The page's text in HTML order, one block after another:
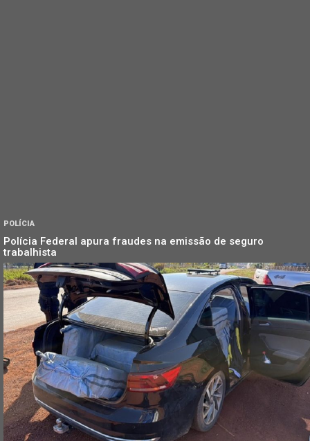
POLÍCIA
Polícia Federal apura fraudes na emissão de seguro
trabalhista